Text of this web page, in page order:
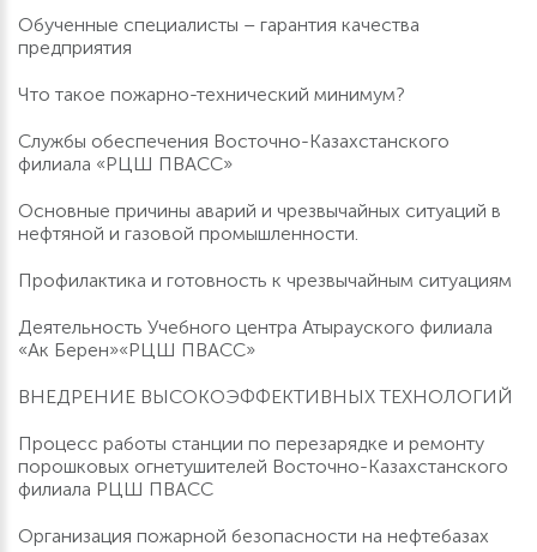
Обученные специалисты – гарантия качества
предприятия
Что такое пожарно-технический минимум?
Службы обеспечения Восточно-Казахстанского
филиала «РЦШ ПВАСС»
Основные причины аварий и чрезвычайных ситуаций в
нефтяной и газовой промышленности.
Профилактика и готовность к чрезвычайным ситуациям
Деятельность Учебного центра Атырауского филиала
«Ак Берен»«РЦШ ПВАСС»
ВНЕДРЕНИЕ ВЫСОКОЭФФЕКТИВНЫХ ТЕХНОЛОГИЙ
Процесс работы станции по перезарядке и ремонту
порошковых огнетушителей Восточно-Казахстанского
филиала РЦШ ПВАСС
Организация пожарной безопасности на нефтебазах